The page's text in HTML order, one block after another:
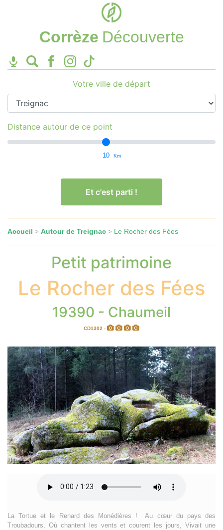
Corrèze Découverte
Votre ville de départ
Distance autour de ce point
10 Km
Et c'est parti !
Accueil > Autour de Treignac > Le Rocher des Fées
Petit patrimoine
Le Rocher des Fées
19390 - Chaumeil
CD1302 -
La Tortue et le Renard des Monédières ! Au cœur du pays des
Troubadours, Où chantent les vents et courent les jours, Vivait une